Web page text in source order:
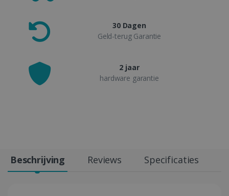
30 Dagen
Geld-terug Garantie
2 jaar
hardware garantie
Beschrijving Reviews Specificaties